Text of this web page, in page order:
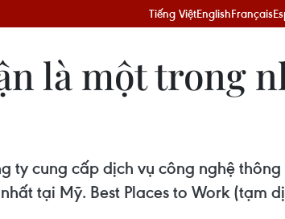
Tiếng ViệtEnglishFrançais
là một trong
ty cung cấp dịch vụ công nghệ
tại Mỹ. Best Places to Work (tạm